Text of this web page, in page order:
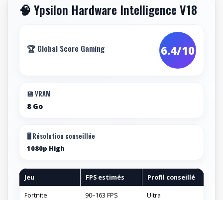
GeForce
16GBDDR5
11
Home
BE
🧠 Ypsilon Hardware Intelligence V18
🏆 Global Score Gaming 6.4/10
💾 VRAM
8 Go
🖥️ Résolution conseillée
1080p High
Jeu FPS estimés Profil conseillé
Fortnite 90–163 FPS Ultra